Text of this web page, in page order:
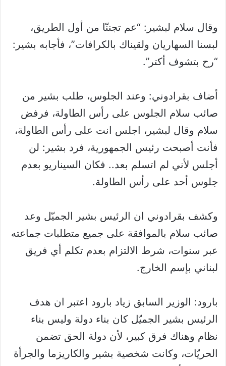
وقال سلام لبشير: “عم تجننّا من أول الطريق،
لبسنا السهاريان ولقيناك بالكرافات”، فأجابه بشير:
“رح بتشوف أكتر”.
أضاف بقرادوني: وعند الجلوس، طلب بشير من
صائب سلام الجلوس على رأس الطاولة، فرفض
سلام وقال لبشير، اجلس انت على رأس الطاولة،
فأنت أصبحت رئيس الجمهورية، فرد بشير: لن
أجلس لأني لم اتسلم بعد.. فكان السيناريو بعدم
جلوس أحد على رأس الطاولة.
وكشف بقرادوني ان الرئيس بشير الجميّل وعد
صائب سلام بالموافقة على جميع متطلبات جماعته
عبر سنوات، شرط الالتزام بعدم تكلم أي فريق
لبناني بإسم الخارج.
بارود: الوزير السابق زياد بارود اعتبر ان هدف
الرئيس بشير الجميّل كان بناء دولة وليس بناء
نظام وهناك فرق كبير، لأن دولة الحق تضمن
الحريّات، وكانت شخصية بشير والكاريزما والجرأة